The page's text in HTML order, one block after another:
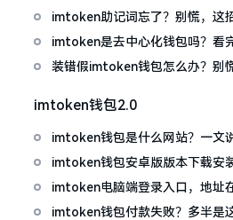
的私房话
imtoken助记词忘了？别慌，这
imtoken是去中心化钱包吗？看
装错假imtoken钱包怎么办？别
imtoken钱包2.0
imtoken钱包是什么网站？一文
imtoken钱包安卓版版本下载安
imtoken电脑端登录入口，地址
imtoken钱包付款失败？多半是